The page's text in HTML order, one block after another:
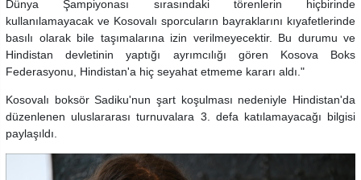
Dünya Şampiyonası sırasındaki törenlerin hiçbirinde
kullanılamayacak ve Kosovalı sporcuların bayraklarını kıyafetlerinde
basılı olarak bile taşımalarına izin verilmeyecektir. Bu durumu ve
Hindistan devletinin yaptığı ayrımcılığı gören Kosova Boks
Federasyonu, Hindistan'a hiç seyahat etmeme kararı aldı."
Kosovalı boksör Sadiku'nun şart koşulması nedeniyle Hindistan'da
düzenlenen uluslararası turnuvalara 3. defa katılamayacağı bilgisi
paylaşıldı.